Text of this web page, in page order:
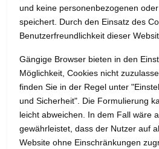
und keine personenbezogenen
speichert. Durch den Einsatz des
Benutzerfreundlichkeit dieser
Gängige Browser bieten in den
Möglichkeit, Cookies nicht
finden Sie in der Regel unter
und Sicherheit". Die Formulierung
leicht abweichen. In dem Fall wäre
gewährleistet, dass der Nutzer auf
Website ohne Einschränkungen